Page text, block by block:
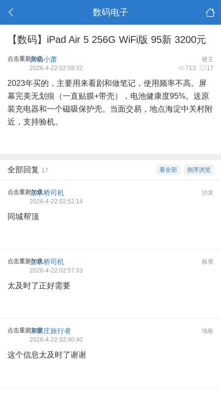
数码电子
【数码】iPad Air 5 256G WiFi版 95新 3200元
点击重新加载 楼主
房山小萧
713 17
2026-4-22 02:58:32
2023年买的，主要用来看剧和做笔记，使用频率不高。屏
幕完美无划痕（一直贴膜+带壳），电池健康度95%。送原
装充电器和一个磁吸保护壳。当面交易，地点海淀中关村附
近，支持验机。
倒序浏览
看全部
全部回复 17
点击重新加载 沙发
立水桥司机
2026-4-22 02:52:14
同城帮顶
点击重新加载 板凳
立水桥司机
2026-4-22 02:57:33
太及时了正好需要
点击重新加载 地板
宋家庄旅行者
2026-4-22 02:40:40
这个信息太及时了谢谢